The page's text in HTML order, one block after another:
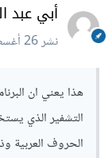
أبي عبد
نشر26 أغسطس 2023
هذا يعني ان
التشفير الذي
الحروف العربية